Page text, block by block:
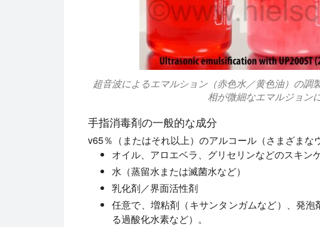
超音波によるエマルション（赤色水／黄色油）の調
相が微細なエマルジョン
手指消毒剤の一般的な成分
v65％（またはそれ以上）のアルコール（さまざまな
オイル、アロエベラ、グリセリンなどのスキンケ
水（蒸留水または滅菌水など）
乳化剤／界面活性剤
任意で、増粘剤（キサンタンガムなど）、発
る過酸化水素など）。